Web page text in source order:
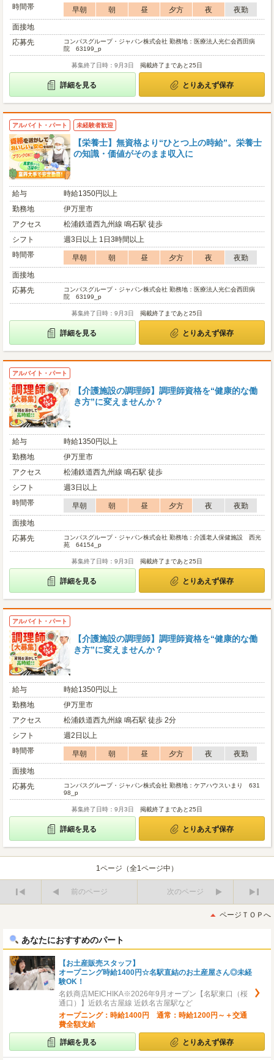
時間帯 早朝 朝 昼 夕方 夜
夜勤
面接地
応募先
コンパスグループ・ジャパン株式会社 勤務地：医療法人光仁会西田病
院 63199_p
募集終了日時：9月3日 掲載終了まであと25日
詳細を見る とりあえず保存
アルバイト・パート 未経験者歓迎
【栄養士】無資格より“ひとつ上の時給”。栄養士
の知識・価値がそのまま収入に
給与
時給1350円以上
勤務地
伊万里市
アクセス
松浦鉄道西九州線 鳴石駅 徒歩
シフト
週3日以上 1日3時間以上
時間帯
早朝 朝 昼 夕方 夜
夜勤
面接地
応募先
コンパスグループ・ジャパン株式会社 勤務地：医療法人光仁会西田病
院 63199_p
募集終了日時：9月3日 掲載終了まであと25日
詳細を見る とりあえず保存
アルバイト・パート
【介護施設の調理師】調理師資格を“健康的な働
き方”に変えませんか？
給与
時給1350円以上
勤務地
伊万里市
アクセス
松浦鉄道西九州線 鳴石駅 徒歩
シフト
週3日以上
時間帯
早朝 朝 昼 夕方 夜
夜勤
面接地
応募先
コンパスグループ・ジャパン株式会社 勤務地：介護老人保健施設 西光
苑 64154_p
募集終了日時：9月3日 掲載終了まであと25日
詳細を見る とりあえず保存
アルバイト・パート
【介護施設の調理師】調理師資格を“健康的な働
き方”に変えませんか？
給与
時給1350円以上
勤務地
伊万里市
アクセス
松浦鉄道西九州線 鳴石駅 徒歩 2分
シフト
週2日以上
時間帯
早朝 朝 昼 夕方 夜
夜勤
面接地
応募先
コンパスグループ・ジャパン株式会社 勤務地：ケアハウスいまり 631
98_p
募集終了日時：9月3日 掲載終了まであと25日
詳細を見る とりあえず保存
1ページ（全1ページ中）
前のページ
次のページ
後
ページＴＯＰへ
あなたにおすすめのパート
【お土産販売スタッフ】
オープニング時給1400円☆名駅直結のお土産屋さん◎未経
験OK！
名鉄商店MEICHIKA※2026年9月オープン【名駅東口（桜
通口）】近鉄名古屋線 近鉄名古屋駅など
オープニング：時給1400円 通常：時給1200円～＋交通
費全額支給
詳細を見る とりあえず保存